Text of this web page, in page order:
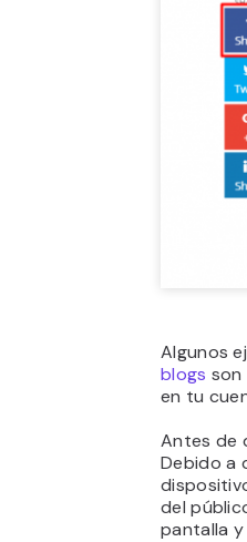
Algunos
blogs
en tu
Antes de
Debido a
del
pantalla y